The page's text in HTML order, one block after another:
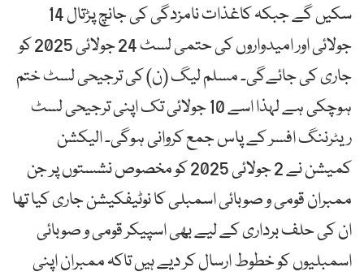
سکیں گے جبکہ کاغذات نامزدگی کی جانچ پڑتال 14
جولائی اور امیدواروں کی حتمی لسٹ 24 جولائی 2025 کو
جاری کی جائےگی۔ مسلم لیگ (ن) کی ترجیحی لسٹ ختم
ہوچکی ہے لہذا اسے 10 جولائی تک اپنی ترجیحی لسٹ
ریٹرننگ افسر کے پاس جمع کروانی ہوگی۔ الیکشن
کمیشن نے 2 جولائی 2025 کو مخصوص نشستوں پر جن
ممبران قومی و صوبائی اسمبلی کا نوٹیفکیشن جاری کیا تھا
ان کی حلف برداری کے لیے بھی اسپیکر قومی و صوبائی
اسمبلیوں کو خطوط ارسال کر دیے ہیں تاکہ ممبران اپنی